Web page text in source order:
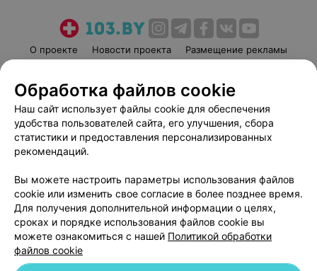
О проекте Новости проекта
Размещение рекламы
Пользовательское соглашение
Способы оплаты
Вакансии
Партнеры
Написать руководителю 103.by
Обработка персональных данных
Обработка файлов cookie
Наш сайт использует файлы cookie для обеспечения
удобства пользователей сайта, его улучшения, сбора
статистики и предоставления персонализированных
рекомендаций.
Вы можете настроить параметры использования файлов
cookie или изменить свое согласие в более позднее время.
Для получения дополнительной информации о целях,
сроках и порядке использования файлов cookie вы
можете ознакомиться с нашей Политикой обработки
файлов cookie